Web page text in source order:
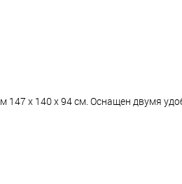
147 х 140 х 94 см. Оснащен двумя